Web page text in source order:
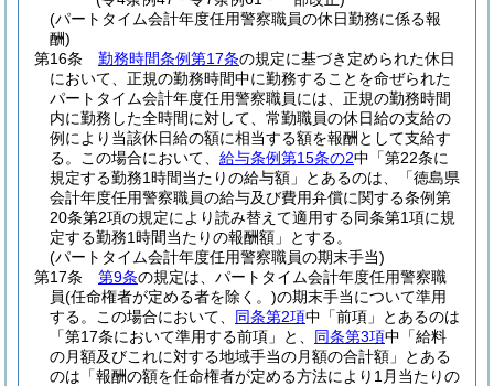
(パートタイム会計年度任用警察職員の休日勤務に係る報
酬)
第16条
勤務時間条例第17条の規定に基づき定められた休日
において、正規の勤務時間中に勤務することを命ぜられた
パートタイム会計年度任用警察職員には、正規の勤務時間
内に勤務した全時間に対して、常勤職員の休日給の支給の
例により当該休日給の額に相当する額を報酬として支給す
る。
この場合において、 給与条例第15条の2中「第22条に
規定する勤務1時間当たりの給与額」とあるのは、「徳島県
会計年度任用警察職員の給与及び費用弁償に関する条例第
20条第2項の規定により読み替えて適用する同条第1項に規
定する勤務1時間当たりの報酬額」とする。
(パートタイム会計年度任用警察職員の期末手当)
第17条
第9条の規定は、パートタイム会計年度任用警察職
員(任命権者が定める者を除く。)の期末手当について準用
する。
この場合において、 同条第2項中「前項」とあるのは
「第17条において準用する前項」と、 同条第3項中「給料
の月額及びこれに対する地域手当の月額の合計額」とある
のは「報酬の額を任命権者が定める方法により1月当たりの